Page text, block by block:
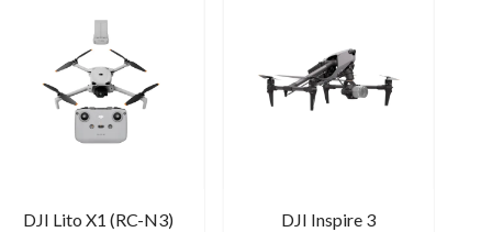
DJI Lito X1 (RC-N3) DJI Inspire 3